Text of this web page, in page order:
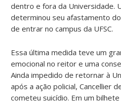
dentro e fora da Universidade.
determinou seu afastamento
de entrar no campus da UFSC.
Essa última medida teve um
emocional no reitor e uma
Ainda impedido de retornar à
após a ação policial, Cancellier
cometeu suicídio. Em um